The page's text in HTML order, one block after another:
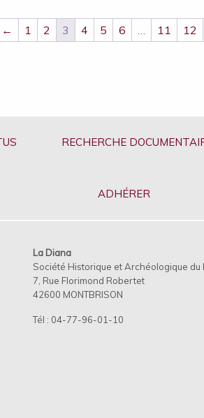
← 1 2 3 4 5 6 11 12
RECHERCHE
ADHÉRER
La Diana
Société Historique et Archéologique du
7, Rue Florimond Robertet
42600 MONTBRISON
Tél : 04-77-96-01-10